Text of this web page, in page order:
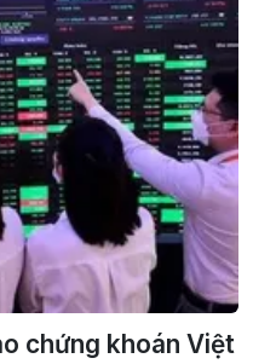
chứng khoán Việt